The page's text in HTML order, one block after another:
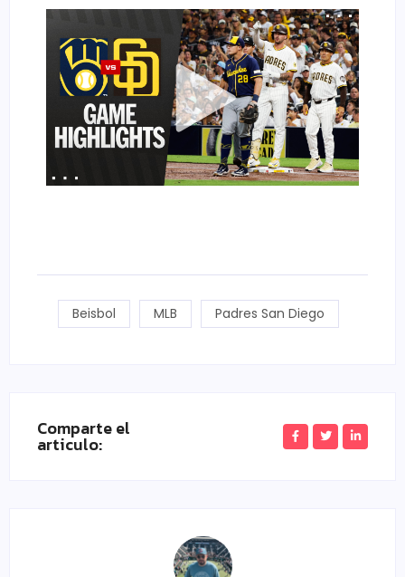
Beisbol MLB Padres San Diego
Comparte el
articulo: